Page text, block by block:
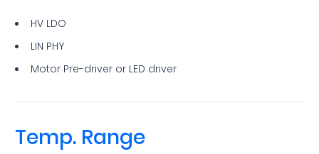
HV LDO
LIN PHY
Motor Pre-driver or LED driver
Temp. Range